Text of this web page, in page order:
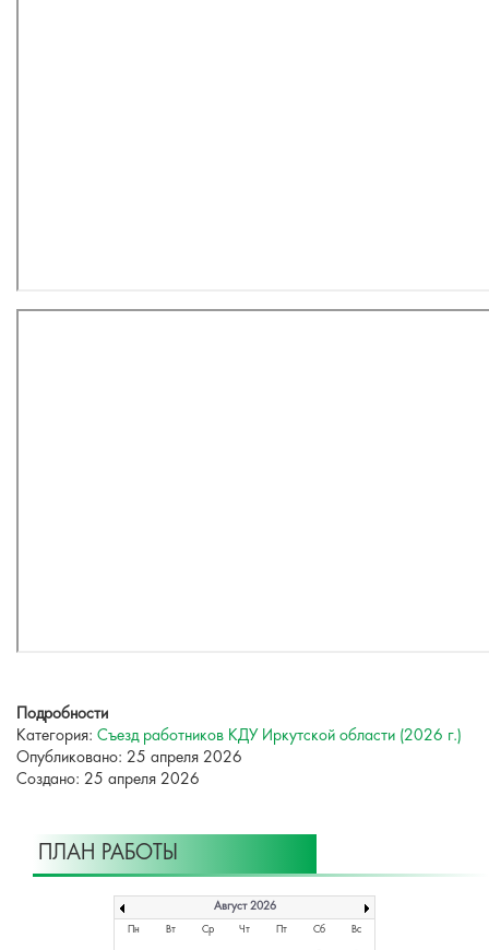
Подробности
Категория: Съезд работников КДУ Иркутской области (2026 г.)
Опубликовано: 25 апреля 2026
Создано: 25 апреля 2026
ПЛАН РАБОТЫ
Август 2026
Пн Вт Ср Чт Пт Сб Вс